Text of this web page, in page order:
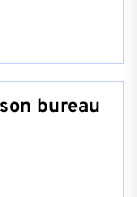
bureau